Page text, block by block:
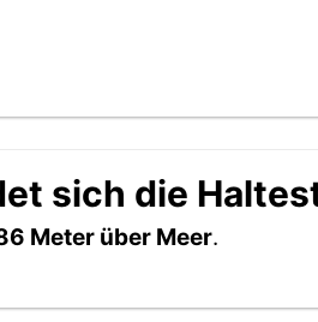
sich die
Meter über Meer.